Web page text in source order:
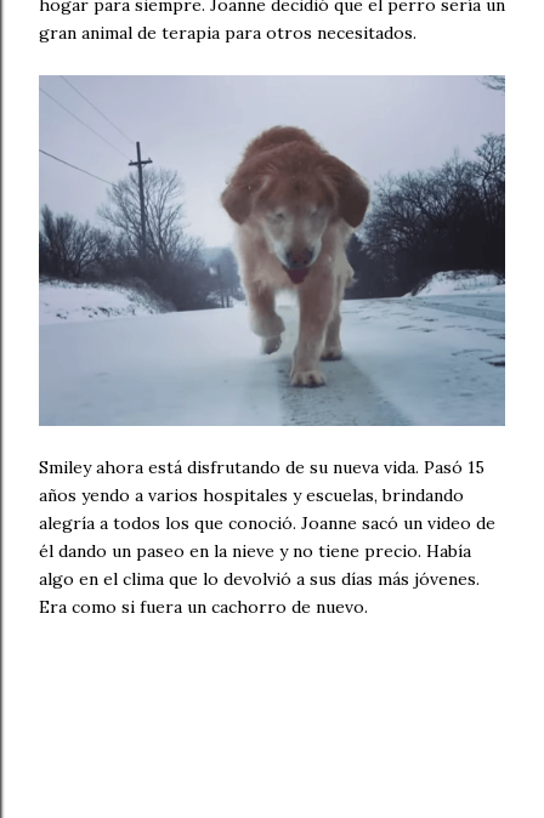
hogar para siempre. Joanne decidió que el perro sería un
gran animal de terapia para otros necesitados.
Smiley ahora está disfrutando de su nueva vida. Pasó 15
años yendo a varios hospitales y escuelas, brindando
alegría a todos los que conoció. Joanne sacó un video de
él dando un paseo en la nieve y no tiene precio. Había
algo en el clima que lo devolvió a sus días más jóvenes.
Era como si fuera un cachorro de nuevo.